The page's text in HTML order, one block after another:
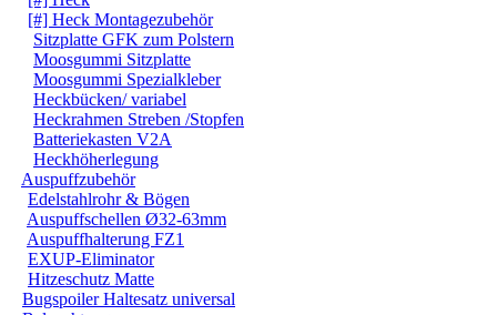
[#] Heck Montagezubehör
Sitzplatte GFK zum Polstern
Moosgummi Sitzplatte
Moosgummi Spezialkleber
Heckbücken/ variabel
Heckrahmen Streben /Stopfen
Batteriekasten V2A
Heckhöherlegung
Auspuffzubehör
Edelstahlrohr & Bögen
Auspuffschellen Ø32-63mm
Auspuffhalterung FZ1
EXUP-Eliminator
Hitzeschutz Matte
Bugspoiler Haltesatz universal